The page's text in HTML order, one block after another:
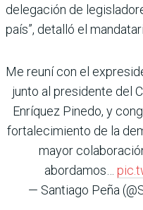
delegación de
país”, detalló el
Me reuní con el
junto al presidente del
Enríquez Pinedo, y
fortalecimiento de la
mayor
abordamos…
— Santiago Peña